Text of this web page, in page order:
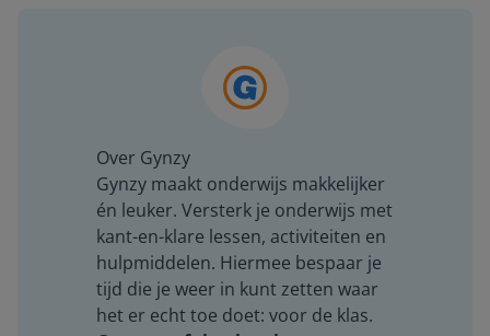
Over Gynzy
Gynzy maakt onderwijs makkelijker
én leuker. Versterk je onderwijs met
kant-en-klare lessen, activiteiten en
hulpmiddelen. Hiermee bespaar je
tijd die je weer in kunt zetten waar
het er echt toe doet: voor de klas.